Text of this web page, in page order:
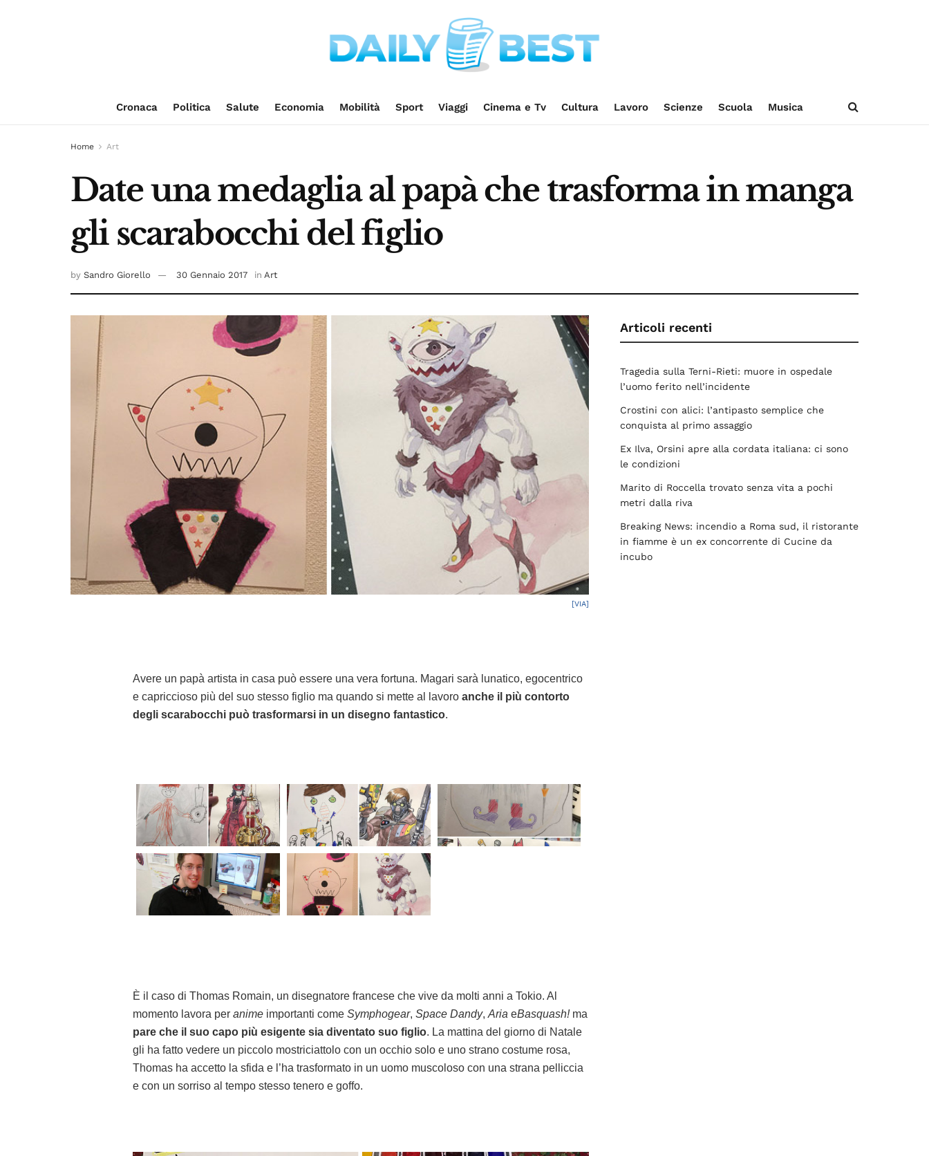
Cronaca Politica Salute Economia Mobilità Sport Viaggi Cinema e Tv Cultura Lavoro Scienze Scuola Musica
Home Art
Date una medaglia al papà che trasforma in manga
gli scarabocchi del figlio
by Sandro Giorello 30 Gennaio 2017 in Art
[VIA]
Avere un papà artista in casa può essere una vera fortuna. Magari sarà lunatico, egocentrico
e capriccioso più del suo stesso figlio ma quando si mette al lavoro anche il più contorto
degli scarabocchi può trasformarsi in un disegno fantastico.
È il caso di Thomas Romain, un disegnatore francese che vive da molti anni a Tokio. Al
momento lavora per anime importanti come Symphogear, Space Dandy, Aria eBasquash!ma
pare che il suo capo più esigente sia diventato suo figlio. La mattina del giorno di Natale
gli ha fatto vedere un piccolo mostriciattolo con un occhio solo e uno strano costume rosa,
Thomas ha accetto la sfida e l’ha trasformato in un uomo muscoloso con una strana pelliccia
e con un sorriso al tempo stesso tenero e goffo.
Articoli recenti
Tragedia sulla Terni-Rieti: muore in ospedale
l’uomo ferito nell’incidente
Crostini con alici: l’antipasto semplice che
conquista al primo assaggio
Ex Ilva, Orsini apre alla cordata italiana: ci sono
le condizioni
Marito di Roccella trovato senza vita a pochi
metri dalla riva
Breaking News: incendio a Roma sud, il ristorante
in fiamme è un ex concorrente di Cucine da
incubo